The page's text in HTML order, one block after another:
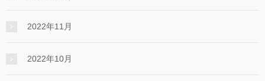
2022年11月
2022年10月